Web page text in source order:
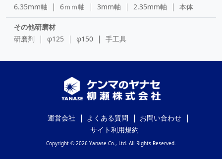
6.35mm軸
6ｍｍ軸 3mm軸 2.35mm軸 本体
その他研磨材
研磨剤
φ125 φ150 手工具
運営会社 よくある質問
お問い合わせ
サイト利用規約
Copyright © 2026 Yanase Co., Ltd. All Rights Reserved.